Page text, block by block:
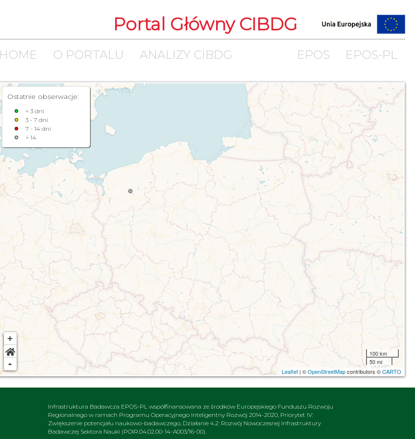
Portal Główny CIBDG
HOME O PORTALU ANALIZY CIBDG EPOS EPOS-PL
Ostatnie obserwacje:
< 3 dni
3 - 7 dni
7 - 14 dni
> 14
+
-
100 km
50 mi
Leaflet| ©OpenStreetMapcontributors ©CARTO
Infrastruktura Badawcza EPOS-PL współfinansowana ze środków Europejskiego Funduszu Rozwoju
Regionalnego w ramach Programu Operacyjnego Inteligentny Rozwój 2014-2020, Priorytet IV:
Zwiększenie potencjału naukowo-badawczego, Działanie 4.2: Rozwój Nowoczesnej Infrastruktury
Badawczej Sektora Nauki (POIR.04.02.00-14-A003/16-00).